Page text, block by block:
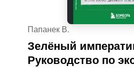
Папанек В.
Зелёный
Руководство по